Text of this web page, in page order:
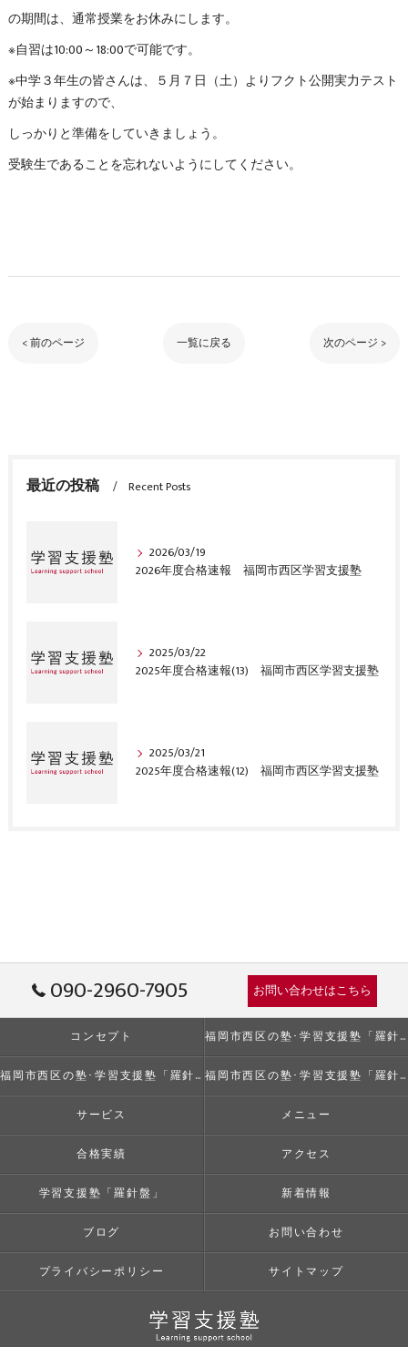
の期間は、通常授業をお休みにします。
※自習は10:00～18:00で可能です。
※中学３年生の皆さんは、５月７日（土）よりフクト公開実力テスト
が始まりますので、
しっかりと準備をしていきましょう。
受験生であることを忘れないようにしてください。
< 前のページ 一覧に戻る 次のページ >
最近の投稿 Recent Posts
2026/03/19
2026年度合格速報 福岡市西区学習支援塾
2025/03/22
2025年度合格速報(13) 福岡市西区学習支援塾
2025/03/21
2025年度合格速報(12) 福岡市西区学習支援塾
090-2960-7905 お問い合わせはこちら
コンセプト 福岡市西区の塾･学習支援塾「羅針盤」の口コミ情報
福岡市西区の塾･学習支援塾「羅針盤」の評判 福岡市西区の塾･学習支援塾「羅針盤」のお客様の声
サービス メニュー
合格実績 アクセス
学習支援塾「羅針盤」 新着情報
ブログ お問い合わせ
プライバシーポリシー サイトマップ